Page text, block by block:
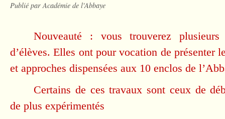
Publié par Académie de l'Abbaye
Nouveauté : vous trouverez
d’élèves. Elles ont pour vocation de présenter
et approches dispensées aux 10 enclos de
Certains de ces travaux sont ceux de
de plus expérimentés